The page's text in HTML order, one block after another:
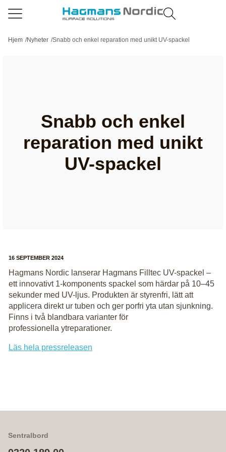
Hjem /Nyheter /Snabb och enkel reparation med unikt UV-spackel
Snabb och enkel
reparation med unikt
UV-spackel
16 SEPTEMBER 2024
Hagmans Nordic lanserar Hagmans Filltec UV-spackel –
ett innovativt 1-komponents spackel som härdar på 10–45
sekunder med UV-ljus. Produkten är styrenfri, lätt att
applicera direkt ur tuben och ger porfri yta utan sjunkning.
Finns i två blandbara varianter för
professionella ytreparationer.
Läs hela pressreleasen
Sentralbord